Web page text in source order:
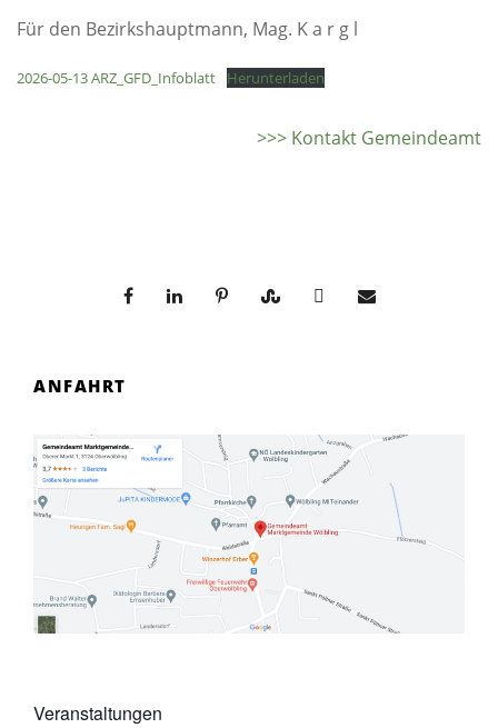
Für den Bezirkshauptmann, Mag. K a r g l
2026-05-13 ARZ_GFD_Infoblatt Herunterladen
>>> Kontakt Gemeindeamt
ANFAHRT
Veranstaltungen